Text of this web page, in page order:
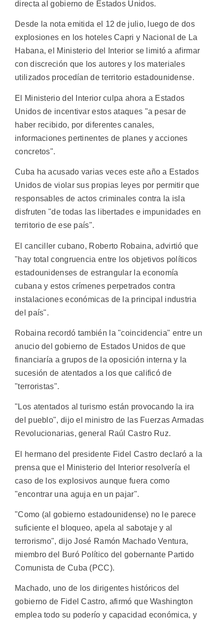
directa al gobierno de Estados Unidos.
Desde la nota emitida el 12 de julio, luego de dos
explosiones en los hoteles Capri y Nacional de La
Habana, el Ministerio del Interior se limitó a afirmar
con discreción que los autores y los materiales
utilizados procedían de territorio estadounidense.
El Ministerio del Interior culpa ahora a Estados
Unidos de incentivar estos ataques "a pesar de
haber recibido, por diferentes canales,
informaciones pertinentes de planes y acciones
concretos".
Cuba ha acusado varias veces este año a Estados
Unidos de violar sus propias leyes por permitir que
responsables de actos criminales contra la isla
disfruten "de todas las libertades e impunidades en
territorio de ese país".
El canciller cubano, Roberto Robaina, advirtió que
"hay total congruencia entre los objetivos políticos
estadounidenses de estrangular la economía
cubana y estos crímenes perpetrados contra
instalaciones económicas de la principal industria
del país".
Robaina recordó también la "coincidencia" entre un
anucio del gobierno de Estados Unidos de que
financiaría a grupos de la oposición interna y la
sucesión de atentados a los que calificó de
"terroristas".
"Los atentados al turismo están provocando la ira
del pueblo", dijo el ministro de las Fuerzas Armadas
Revolucionarias, general Raúl Castro Ruz.
El hermano del presidente Fidel Castro declaró a la
prensa que el Ministerio del Interior resolvería el
caso de los explosivos aunque fuera como
"encontrar una aguja en un pajar".
"Como (al gobierno estadounidense) no le parece
suficiente el bloqueo, apela al sabotaje y al
terrorismo", dijo José Ramón Machado Ventura,
miembro del Buró Político del gobernante Partido
Comunista de Cuba (PCC).
Machado, uno de los dirigentes históricos del
gobierno de Fidel Castro, afirmó que Washington
emplea todo su poderío y capacidad económica, y